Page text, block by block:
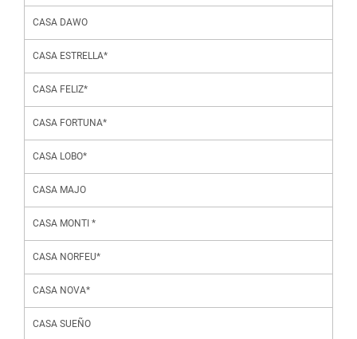
CASA DAWO
CASA ESTRELLA*
CASA FELIZ*
CASA FORTUNA*
CASA LOBO*
CASA MAJO
CASA MONTI *
CASA NORFEU*
CASA NOVA*
CASA SUEÑO